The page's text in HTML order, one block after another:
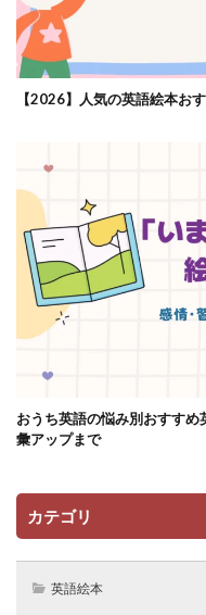
【2026】人気の英語絵本お
おうち英語の悩み別おすす
彙アップまで
カテゴリ
英語絵本